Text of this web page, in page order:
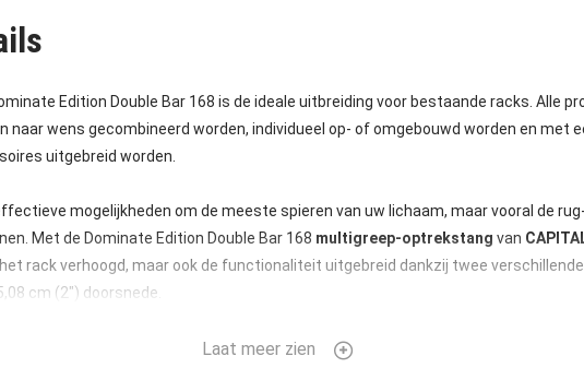
Edition Double Bar 168 is de ideale uitbreiding voor bestaande racks. Alle
naar wens gecombineerd worden, individueel op- of omgebouwd worden en met
uitgebreid worden.
mogelijkheden om de meeste spieren van uw lichaam, maar vooral de
Met de Dominate Edition Double Bar 168 multigreep-optrekstang van
rack verhoogd, maar ook de functionaliteit uitgebreid dankzij twee
cm (2") doorsnede.
Bar bestaat uit gepoedercoat metaal en wordt voor het gebruik gewoon aan
Laat meer zien